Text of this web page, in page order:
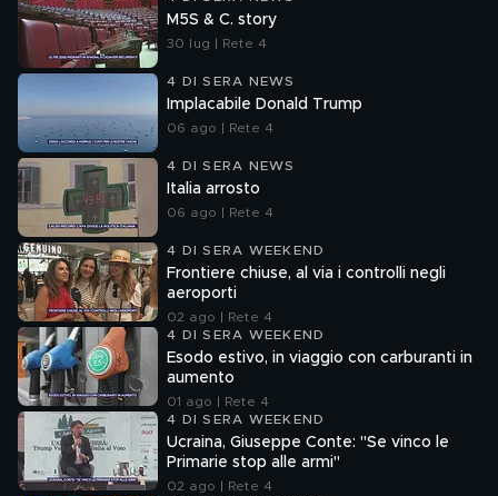
M5S & C. story
30 lug | Rete 4
4 DI SERA NEWS
Implacabile Donald Trump
06 ago | Rete 4
4 DI SERA NEWS
Italia arrosto
06 ago | Rete 4
4 DI SERA WEEKEND
Frontiere chiuse, al via i controlli negli
aeroporti
02 ago | Rete 4
4 DI SERA WEEKEND
Esodo estivo, in viaggio con carburanti in
aumento
01 ago | Rete 4
4 DI SERA WEEKEND
Ucraina, Giuseppe Conte: "Se vinco le
Primarie stop alle armi"
02 ago | Rete 4